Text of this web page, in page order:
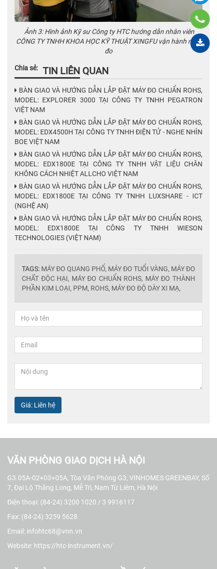
Ảnh 3: Hình ảnh Kỹ sư Công ty HTC hướng dẫn nhân viên
CÔNG TY TNHH KHOA HỌC KỸ THUẬT XINGFU vận hành máy
đo
Chia sẻ: TIN LIÊN QUAN
BÀN GIAO VÀ HƯỚNG DẪN LẮP ĐẶT MÁY ĐO CHUẨN ROHS,
MODEL: EXPLORER 3000 TẠI CÔNG TY TNHH PEGATRON
VIỆT NAM
BÀN GIAO VÀ HƯỚNG DẪN LẮP ĐẶT MÁY ĐO CHUẨN ROHS,
MODEL: EDX4500H TẠI CÔNG TY TNHH ĐIỆN TỬ - NGHE NHÌN
BOE VIỆT NAM
BÀN GIAO VÀ HƯỚNG DẪN LẮP ĐẶT MÁY ĐO CHUẨN ROHS,
MODEL: EDX1800E TẠI CÔNG TY TNHH VẬT LIỆU CHÂN
KHÔNG CÁCH NHIỆT ALLCHO VIỆT NAM
BÀN GIAO VÀ HƯỚNG DẪN LẮP ĐẶT MÁY ĐO CHUẨN ROHS,
MODEL: EDX1800E TẠI CÔNG TY TNHH LUXSHARE - ICT
(NGHỆ AN)
BÀN GIAO VÀ HƯỚNG DẪN LẮP ĐẶT MÁY ĐO CHUẨN ROHS,
MODEL: EDX1800E TẠI CÔNG TY TNHH WIESON
TECHNOLOGIES (VIỆT NAM)
TAGS: MÁY ĐO QUANG PHỔ, MÁY ĐO TUỔI VÀNG, MÁY ĐO
CHẤT ĐỘC HẠI, MÁY ĐO CHUẨN ROHS, MÁY ĐO THÀNH
PHẦN KIM LOẠI, PPM, ROHS, MÁY ĐO ĐỘ DÀY XI MẠ,
Giá: Liên hệ
VĂN PHÒNG GIAO DỊCH HÀ NỘI
G3.05A-02+03+05A, Tòa Văn Phòng G3, VINHOMES GREENBAY, Số
7, Đại Lộ Thăng Long, Mễ Trì, Nam Từ Liêm, Hà Nội
Điện thoại: (84-24) 3200 1020 / 3 9916117
Fax: (84-24) 3259 5628
Email: infohtc68@vnn.vn
Website: https://htc-instrument.vn/